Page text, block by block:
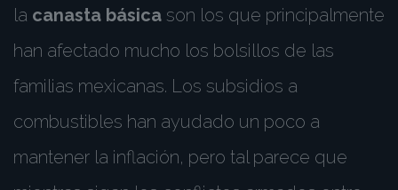
la canasta básica son los que principalmente
han afectado mucho los bolsillos de las
familias mexicanas. Los subsidios a
combustibles han ayudado un poco a
mantener la inflación, pero tal parece que